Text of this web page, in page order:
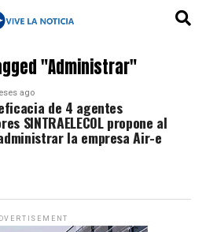
"Administrar"
ago
de 4 agentes
SINTRAELECOL propone al
la empresa Air-e